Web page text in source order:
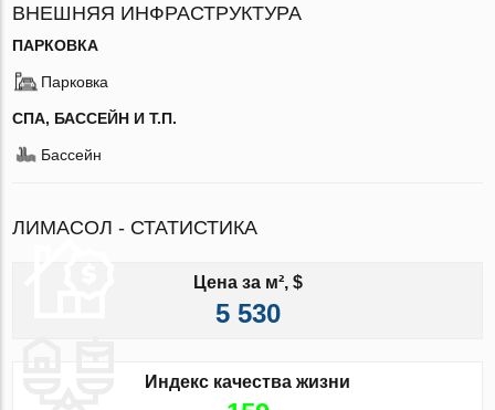
ВНЕШНЯЯ ИНФРАСТРУКТУРА
ПАРКОВКА
Парковка
СПА, БАССЕЙН И Т.П.
Бассейн
ЛИМАСОЛ - СТАТИСТИКА
Цена за м², $
5 530
Индекс качества жизни